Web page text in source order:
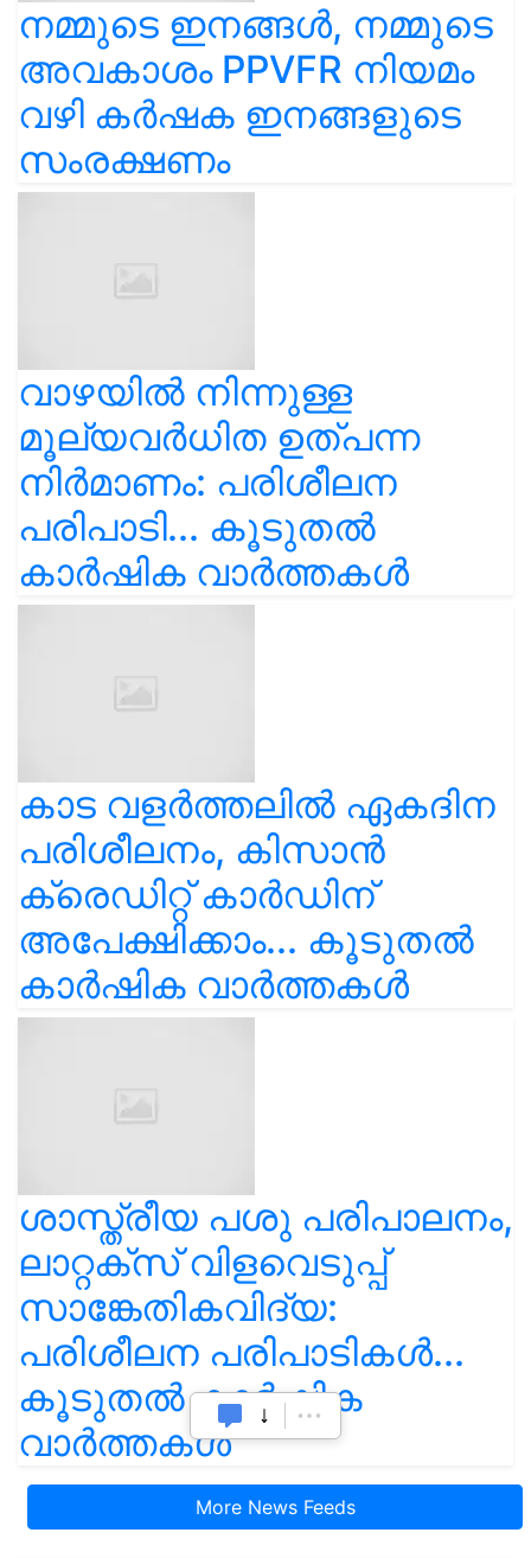
നമ്മുടെ ഇനങ്ങൾ, നമ്മുടെ
അവകാശം PPVFR നിയമം
വഴി കർഷക ഇനങ്ങളുടെ
സംരക്ഷണം
വാഴയിൽ നിന്നുള്ള
മൂല്യവർധിത ഉത്പന്ന
നിർമാണം: പരിശീലന
പരിപാടി... കൂടുതൽ
കാർഷിക വാർത്തകൾ
കാട വളര്‍ത്തലിൽ ഏകദിന
പരിശീലനം, കിസാൻ
ക്രെഡിറ്റ് കാർഡിന്
അപേക്ഷിക്കാം... കൂടുതൽ
കാർഷിക വാർത്തകൾ
ശാസ്ത്രീയ പശു പരിപാലനം,
ലാറ്റക്സ് വിളവെടുപ്പ്
സാങ്കേതികവിദ്യ:
പരിശീലന പരിപാടികൾ...
കൂടുതൽ കാർഷിക
വാർത്തകൾ
More News Feeds